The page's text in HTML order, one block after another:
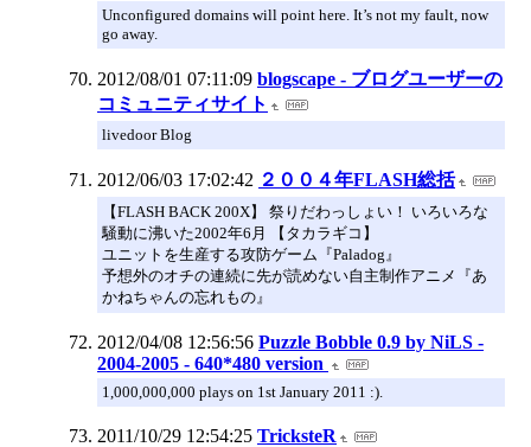
Unconfigured domains will point here. It’s not my fault, now
go away.
2012/08/01 07:11:09 blogscape - ブログユーザーの
コミュニティサイト
livedoor Blog
2012/06/03 17:02:42 ２００４年FLASH総括
【FLASH BACK 200X】 祭りだわっしょい！ いろいろな
騒動に沸いた2002年6月 【タカラギコ】
ユニットを生産する攻防ゲーム『Paladog』
予想外のオチの連続に先が読めない自主制作アニメ『あ
かねちゃんの忘れもの』
2012/04/08 12:56:56 Puzzle Bobble 0.9 by NiLS -
2004-2005 - 640*480 version
1,000,000,000 plays on 1st January 2011 :).
2011/10/29 12:54:25 TricksteR